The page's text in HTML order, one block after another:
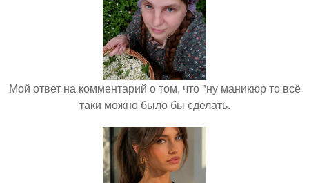
Мой ответ на комментарий о том, что "ну маникюр то всё
таки можно было бы сделать.